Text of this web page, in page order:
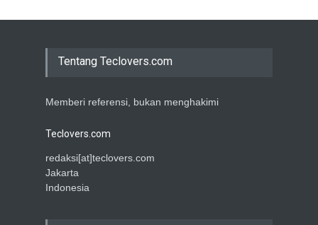
Tentang Teclovers.com
Memberi referensi, bukan menghakimi
Teclovers.com
redaksi[at]teclovers.com
Jakarta
Indonesia